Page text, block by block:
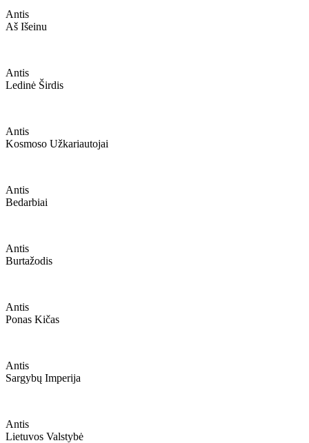
Antis
Aš Išeinu
Antis
Ledinė Širdis
Antis
Kosmoso Užkariautojai
Antis
Bedarbiai
Antis
Burtažodis
Antis
Ponas Kičas
Antis
Sargybų Imperija
Antis
Lietuvos Valstybė